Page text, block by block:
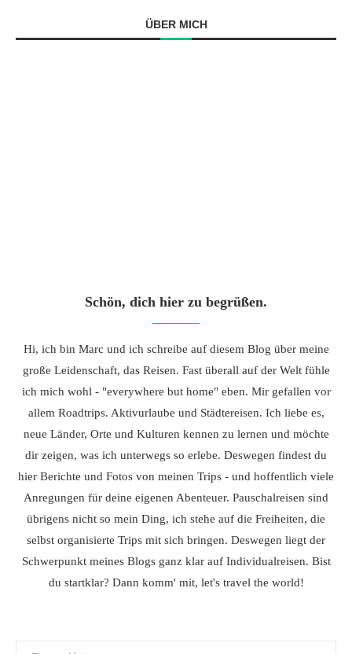
ÜBER MICH
Schön, dich hier zu begrüßen.
Hi, ich bin Marc und ich schreibe auf diesem Blog über meine
große Leidenschaft, das Reisen. Fast überall auf der Welt fühle
ich mich wohl - "everywhere but home" eben. Mir gefallen vor
allem Roadtrips. Aktivurlaube und Städtereisen. Ich liebe es,
neue Länder, Orte und Kulturen kennen zu lernen und möchte
dir zeigen, was ich unterwegs so erlebe. Deswegen findest du
hier Berichte und Fotos von meinen Trips - und hoffentlich viele
Anregungen für deine eigenen Abenteuer. Pauschalreisen sind
übrigens nicht so mein Ding, ich stehe auf die Freiheiten, die
selbst organisierte Trips mit sich bringen. Deswegen liegt der
Schwerpunkt meines Blogs ganz klar auf Individualreisen. Bist
du startklar? Dann komm' mit, let's travel the world!